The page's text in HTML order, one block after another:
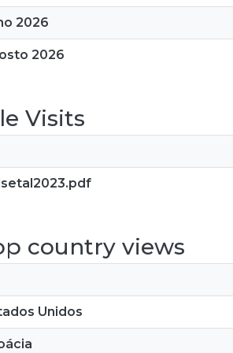
2026
2026
Visits
country views
Unidos